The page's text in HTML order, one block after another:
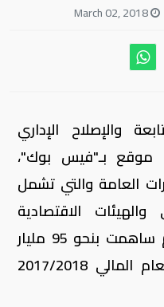
March 02, 2018
والإصلاح الإداري
موقع بـ"فيس بوك"،
العامة والتي تشمل
الاقتصادية
وشركات قطاع الأعمال العام ساهمت بنحو 95 مليار
جنيه في الربع الثاني من العام المالي 2017/2018